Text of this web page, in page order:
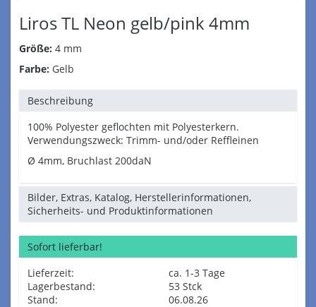
Liros TL Neon gelb/pink 4mm
Größe: 4 mm
Farbe: Gelb
Beschreibung
100% Polyester geflochten mit Polyesterkern.
Verwendungszweck: Trimm- und/oder Reffleinen
Ø 4mm, Bruchlast 200daN
Bilder, Extras, Katalog, Herstellerinformationen,
Sicherheits- und Produktinformationen
Sofort lieferbar!
Lieferzeit:
ca. 1-3 Tage
Lagerbestand:
53 Stck
Stand:
06.08.26